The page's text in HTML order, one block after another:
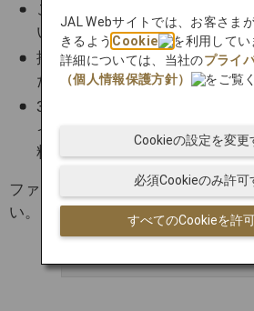
ご提示いただいた搭乗券は、
いただきます。
搭乗券をご提示いただけない
ただけませんので、あらかじ
3時間以上のご利用の場合は
イ料金として1時間あたり
料金がかかります。
ファーストクラスキャビンの詳細
い。
JAL Webサイトでは、お客さま
きるようCookie
を利用してい
詳細については、当社のプライ
（個人情報保護方針）
をご覧
すべてのCookieを許
必須Cookieのみ許可
Cookieの設定を変更